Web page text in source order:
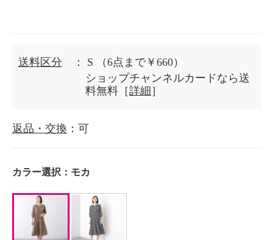
送料区分 ： S
（6点まで￥660）
ショップチャンネルカードなら送
料無料［詳細 ］
返品・交換 ：可
カラー選択： モカ